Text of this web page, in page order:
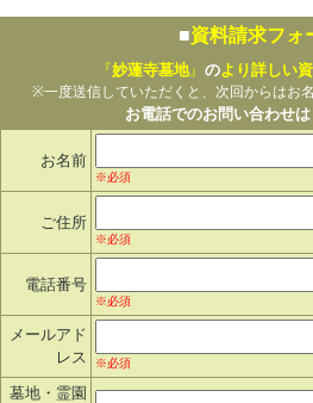
■資料請求フォ
『妙蓮寺墓地』 のより詳しい
※一度送信していただくと、次回からはお
お電話でのお問い合わせは
お名前
※必須
ご住所
※必須
電話番号
※必須
メールアド
レス
※必須
墓地・霊園